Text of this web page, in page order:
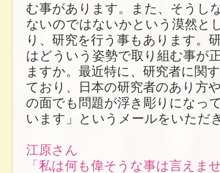
む事があります。また、そうし
ないのではないかという漠然と
り、研究を行う事もあります。
はどういう姿勢で取り組む事が
ますか。最近特に、研究者に関
ており、日本の研究者のあり方
の面でも問題が浮き彫りになっ
います」というメールをいただ
江原さん
「私は何も偉そうな事は言えま